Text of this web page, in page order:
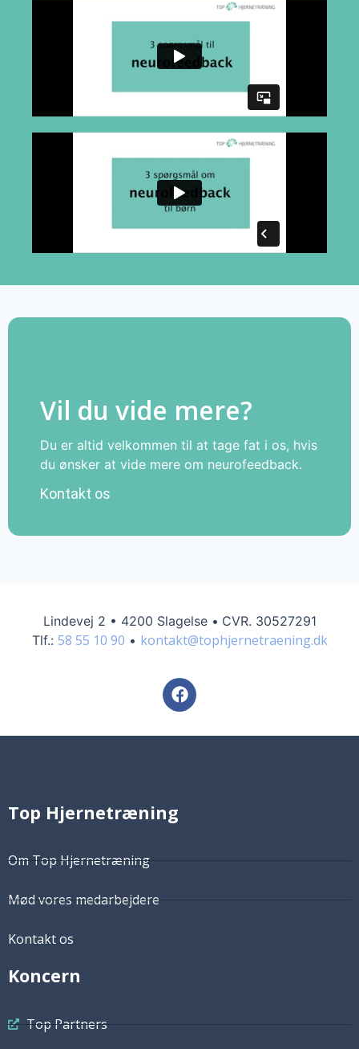
Vil du vide mere?
Du er altid velkommen til at tage fat i os, hvis
du ønsker at vide mere om neurofeedback.
Kontakt os
Lindevej 2 • 4200 Slagelse • CVR. 30527291
Tlf.: 58 55 10 90 • kontakt@tophjernetraening.dk
Top Hjernetræning
Om Top Hjernetræning
Mød vores medarbejdere
Kontakt os
Koncern
Top Partners